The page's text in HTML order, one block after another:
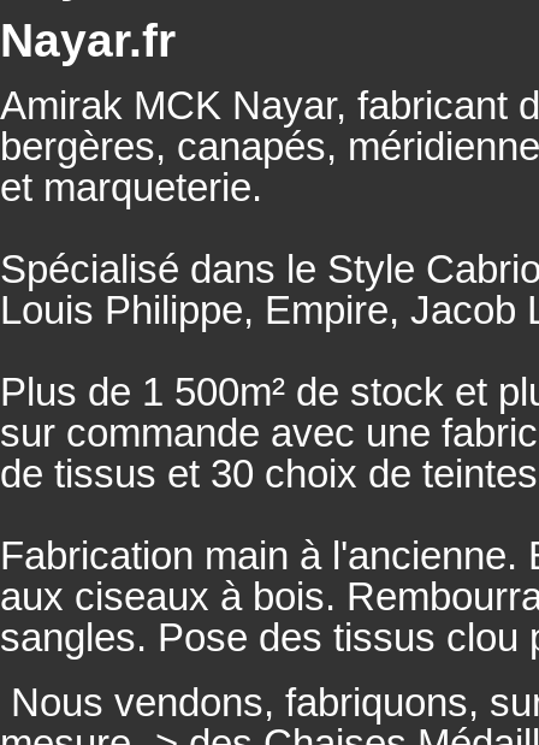
Nayar.fr
Amirak MCK Nayar, fabricant
bergères, canapés,
et marqueterie.
Spécialisé dans le Style
Louis Philippe, Empire, Jacob
Plus de 1 500m² de stock et
sur commande avec une
de tissus et 30 choix de
Fabrication main à
aux ciseaux à bois.
sangles. Pose des tissus clou
Nous vendons, fabriquons,